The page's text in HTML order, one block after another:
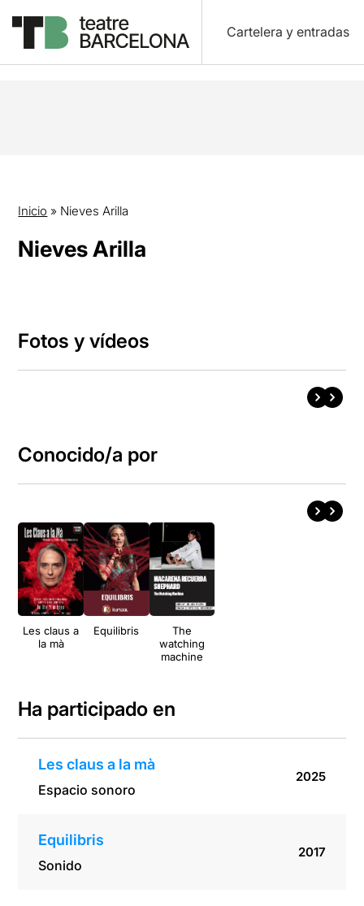
Cartelera y entradas
Inicio » Nieves Arilla
Nieves Arilla
Fotos y vídeos
Conocido/a por
Les claus a
la mà
Equilibris
The
watching
machine
Ha participado en
Les claus a la mà
Espacio sonoro
2025
Equilibris
Sonido
2017